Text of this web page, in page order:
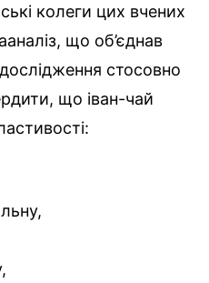
колеги цих вчених
що об’єднав
дослідження стосовно
що іван-чай